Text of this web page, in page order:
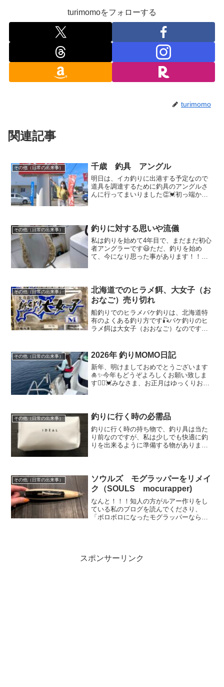
turimomoをフォローする
turimomo
関連記事
その他（日常の出来事） 千歳 釣具 アングル
明日は、イカ釣りに出港する予定なので
道具を調達するために釣具のアングルさ
んに行ってまいりました👏💓初っ端から
もいっぱい❣️❣️ロッド...
その他（日常の出来事） 釣りに対する思いや流儀
私は釣りを始めて4年目で、まだまだ初心
者アングラーです😃ただ、釣りを始め
て、今になり思った事があります！！そ
るだけで楽しいと思える。...
その他（日常の出来事）
北海道でのヒラメ餌、大女子（お
おなご）売り切れ
船釣りでのヒラメバケ釣りは、北海道特
有のよくある釣り方です🎣バケ釣りのヒ
ラメ餌は大女子（おおなご）なのです
はイカナゴの稚魚！日本全国で呼び名が
違うらしく、「イカナゴ、カ...
その他（日常の出来事） 2026年 釣りMOMO日記
新年、明けましておめでとうございます
🎍✨今年もどうぞよろしくお願い致しま
す🙇‍♀️💓みなさま、お正月はゆっくりお過
毎年恒例になり...
その他（日常の出来事） 釣りに行く時の必需品
釣りに行く時の持ち物で、釣り具は当た
り前なのですが、私は少しでも快適に釣
りを出来るように準備する物があります
ですが、釣りの時にない...
その他（日常の出来事）
ソウルズ モグラッパーをリメイ
ク（SOULS mocurapper)
なんと！！！知人の方がルアー作りをし
ている私のブログを読んでくださり、
「ボロボロになったモグラッパーならあ
スポンサーリンク